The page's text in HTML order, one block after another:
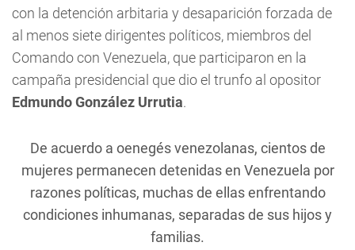
con la detención arbitaria y desaparición forzada de
al menos siete dirigentes políticos, miembros del
Comando con Venezuela, que participaron en la
campaña presidencial que dio el trunfo al opositor
Edmundo González Urrutia.
De acuerdo a oenegés venezolanas, cientos de
mujeres permanecen detenidas en Venezuela por
razones políticas, muchas de ellas enfrentando
condiciones inhumanas, separadas de sus hijos y
familias.